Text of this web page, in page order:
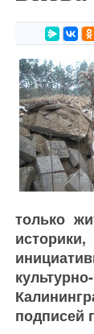
только
подписей